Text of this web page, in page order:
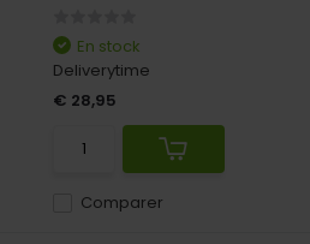
Comparer
En stock
Deliverytime
€ 28,95